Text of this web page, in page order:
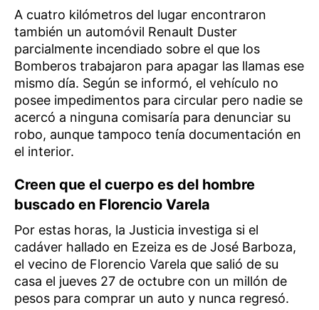
A cuatro kilómetros del lugar encontraron
también un automóvil Renault Duster
parcialmente incendiado sobre el que los
Bomberos trabajaron para apagar las llamas ese
mismo día. Según se informó, el vehículo no
posee impedimentos para circular pero nadie se
acercó a ninguna comisaría para denunciar su
robo, aunque tampoco tenía documentación en
el interior.
Creen que el cuerpo es del hombre
buscado en Florencio Varela
Por estas horas, la Justicia investiga si el
cadáver hallado en Ezeiza es de José Barboza,
el vecino de Florencio Varela que salió de su
casa el jueves 27 de octubre con un millón de
pesos para comprar un auto y nunca regresó.